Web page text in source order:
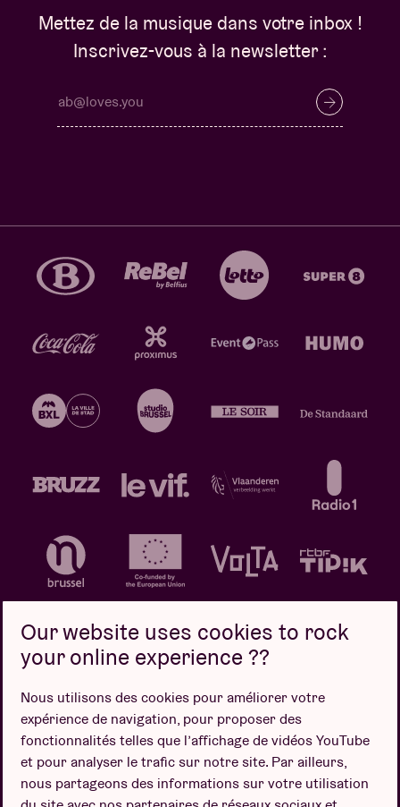
Mettez de la musique dans votre inbox !
Inscrivez-vous à la newsletter :
Politique de confidentialité
Politique de cookies
Conditions de vente
Design par
Our website uses cookies to rock
your online experience ??
Nous utilisons des cookies pour améliorer votre
expérience de navigation, pour proposer des
fonctionnalités telles que l’affichage de vidéos YouTube
et pour analyser le trafic sur notre site. Par ailleurs,
nous partageons des informations sur votre utilisation